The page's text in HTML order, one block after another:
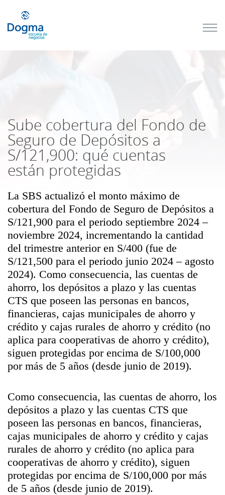
Sube cobertura del Fondo de
Seguro de Depósitos a
S/121,900: qué cuentas
están protegidas
La SBS actualizó el monto máximo de
cobertura del Fondo de Seguro de Depósitos a
S/121,900 para el periodo septiembre 2024 –
noviembre 2024, incrementando la cantidad
del trimestre anterior en S/400 (fue de
S/121,500 para el periodo junio 2024 – agosto
2024). Como consecuencia, las cuentas de
ahorro, los depósitos a plazo y las cuentas
CTS que poseen las personas en bancos,
financieras, cajas municipales de ahorro y
crédito y cajas rurales de ahorro y crédito (no
aplica para cooperativas de ahorro y crédito),
siguen protegidas por encima de S/100,000
por más de 5 años (desde junio de 2019).
Como consecuencia, las cuentas de ahorro, los
depósitos a plazo y las cuentas CTS que
poseen las personas en bancos, financieras,
cajas municipales de ahorro y crédito y cajas
rurales de ahorro y crédito (no aplica para
cooperativas de ahorro y crédito), siguen
protegidas por encima de S/100,000 por más
de 5 años (desde junio de 2019).
próximos
Más Cursos